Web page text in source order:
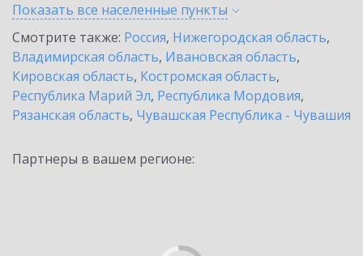
Показать все населенные пункты
Смотрите также: Россия, Нижегородская область,
Владимирская область, Ивановская область,
Кировская область, Костромская область,
Республика Марий Эл, Республика Мордовия,
Рязанская область, Чувашская Республика - Чувашия
Партнеры в вашем регионе: